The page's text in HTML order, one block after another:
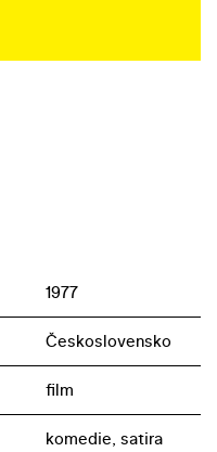
1977
Československo
film
komedie, satira